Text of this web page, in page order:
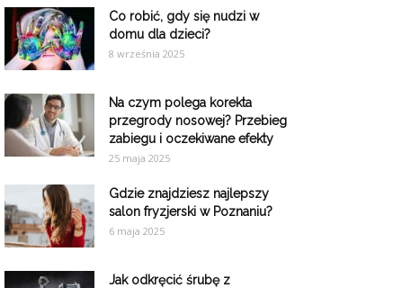
Co robić, gdy się nudzi w
domu dla dzieci?
8 września 2025
Na czym polega korekta
przegrody nosowej? Przebieg
zabiegu i oczekiwane efekty
25 maja 2025
Gdzie znajdziesz najlepszy
salon fryzjerski w Poznaniu?
6 maja 2025
Jak odkręcić śrubę z